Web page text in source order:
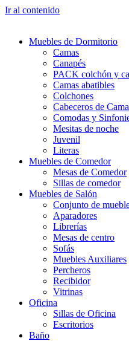
Ir al contenido
Muebles de Dormitorio
Camas
Canapés
PACK colchón y
Camas abatibles
Colchones
Cabeceros de Cama
Comodas y
Mesitas de noche
Juvenil
Literas
Muebles de Comedor
Mesas de Comedor
Sillas de comedor
Muebles de Salón
Conjunto de
Aparadores
Librerías
Mesas de centro
Sofás
Muebles Auxiliares
Percheros
Recibidor
Vitrinas
Oficina
Sillas de Oficina
Escritorios
Baño